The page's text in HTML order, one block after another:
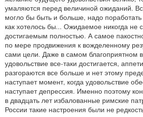
умаляются перед величиной ожиданий.
могло бы быть и больше, надо
как хотелось бы... Ожидаемое никогда не
достигаемым полностью. А самое
по мере продвижения к вожделенному
сами цели. Даже в самом благоприятном
удовольствие все-таки достигается,
разгораются все больше и нет этому
наступает момент, когда удовольствие
наступает депрессия. Именно поэтому
в двадцать лет избалованные римские
России такие настроения были не